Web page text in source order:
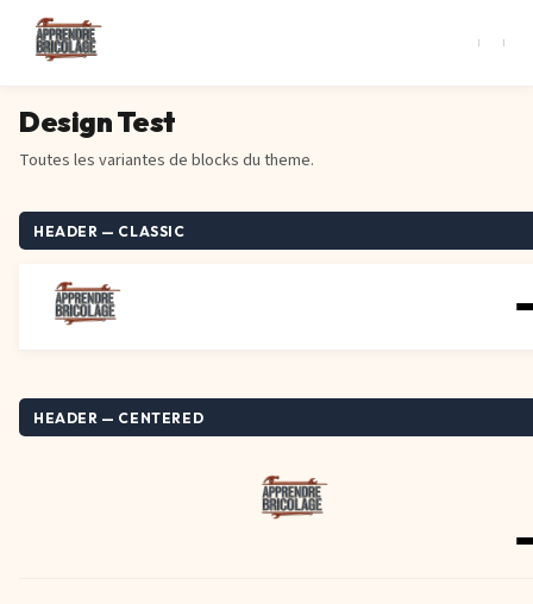
Design Test
Toutes les variantes de blocks du theme.
HEADER — CLASSIC
HEADER — CENTERED